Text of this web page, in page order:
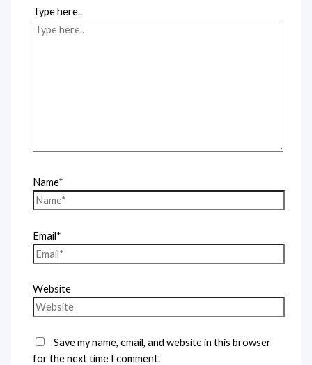
Type here..
Name*
Email*
Website
Save my name, email, and website in this browser
for the next time I comment.